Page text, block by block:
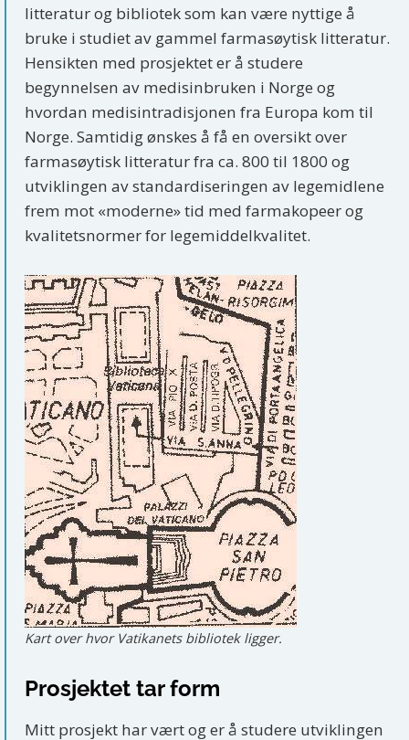
litteratur og bibliotek som kan være nyttige å
bruke i studiet av gammel farmasøytisk litteratur.
Hensikten med prosjektet er å studere
begynnelsen av medisinbruken i Norge og
hvordan medisintradisjonen fra Europa kom til
Norge. Samtidig ønskes å få en oversikt over
farmasøytisk litteratur fra ca. 800 til 1800 og
utviklingen av standardiseringen av legemidlene
frem mot «moderne» tid med farmakopeer og
kvalitetsnormer for legemiddelkvalitet.
Kart over hvor Vatikanets bibliotek ligger.
Prosjektet tar form
Mitt prosjekt har vært og er å studere utviklingen